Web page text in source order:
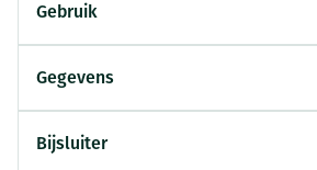
Gebruik
Gegevens
Bijsluiter